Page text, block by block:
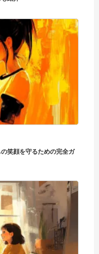
笑顔を守るための完全ガ